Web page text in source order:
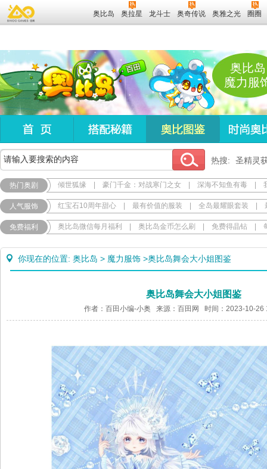
奥比岛 奥拉星 龙斗士 奥奇传说 奥雅之光 圈圈
奥比岛
魔力服
热搜: 圣精灵
热门奥剧 倾世狐缘 豪门千金：对战寒门之女 深海不知鱼有毒
人气服饰 红宝石10周年甜心 最有价值的服装 全岛最耀眼套装
免费福利 奥比岛微信每月福利 奥比岛金币怎么刷 免费得晶钻
你现在的位置: 奥比岛 > 魔力服饰 >奥比岛舞会大小姐图鉴
奥比岛舞会大小姐图鉴
作者：百田小编-小奥 来源：百田网 时间：2023-10-